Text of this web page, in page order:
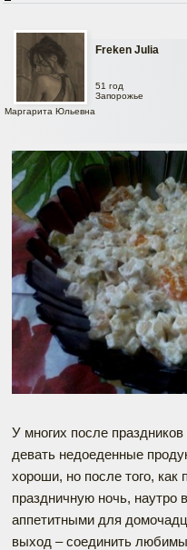
Freken Julia
Маргарита Юльевна
51 год
Запорожье
У многих после
девать недоеденные
хороши, но после того,
праздничную ночь, наутро
аппетитными для
выход – соединить